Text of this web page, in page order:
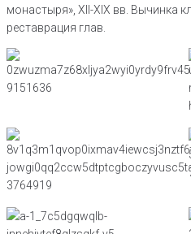
монастыря», XII-XIX вв. Вычинка
реставрация глав.